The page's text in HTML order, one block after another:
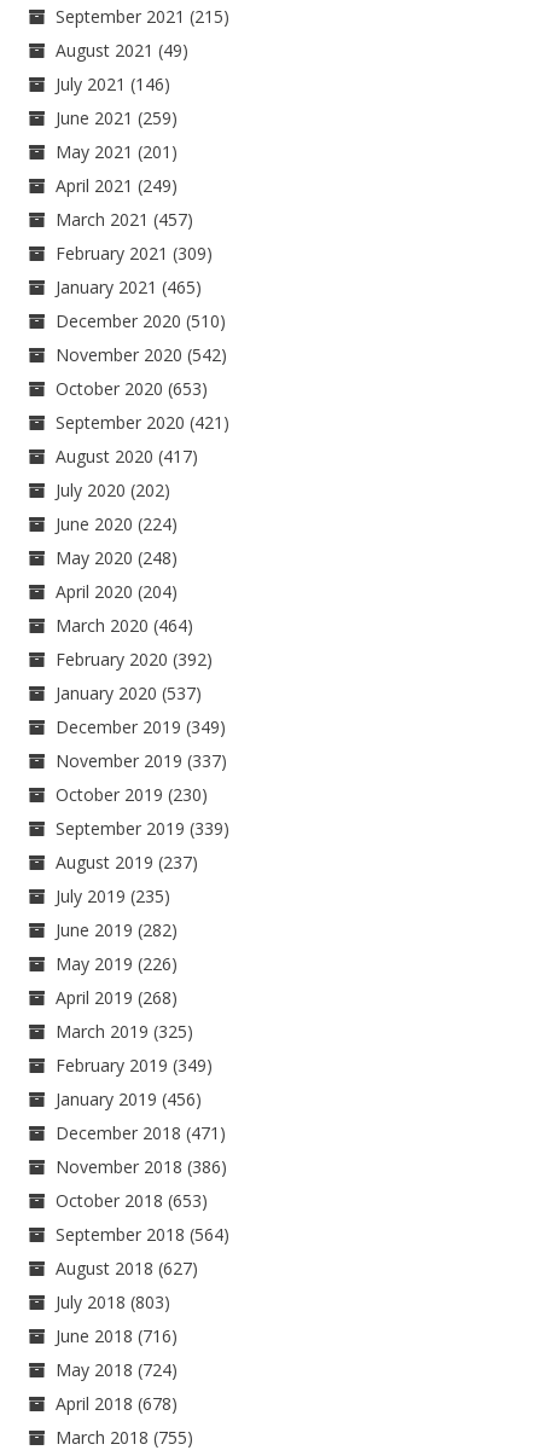
September 2021 (215)
August 2021 (49)
July 2021 (146)
June 2021 (259)
May 2021 (201)
April 2021 (249)
March 2021 (457)
February 2021 (309)
January 2021 (465)
December 2020 (510)
November 2020 (542)
October 2020 (653)
September 2020 (421)
August 2020 (417)
July 2020 (202)
June 2020 (224)
May 2020 (248)
April 2020 (204)
March 2020 (464)
February 2020 (392)
January 2020 (537)
December 2019 (349)
November 2019 (337)
October 2019 (230)
September 2019 (339)
August 2019 (237)
July 2019 (235)
June 2019 (282)
May 2019 (226)
April 2019 (268)
March 2019 (325)
February 2019 (349)
January 2019 (456)
December 2018 (471)
November 2018 (386)
October 2018 (653)
September 2018 (564)
August 2018 (627)
July 2018 (803)
June 2018 (716)
May 2018 (724)
April 2018 (678)
March 2018 (755)